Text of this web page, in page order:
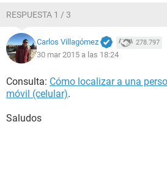
RESPUESTA 1 / 3
Carlos Villagómez 278.797
30 mar 2015 a las 18:24
Consulta: Cómo localizar a una
móvil (celular).
Saludos